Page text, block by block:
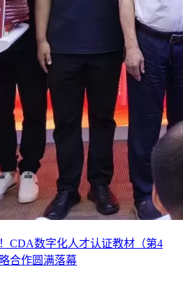
CDA数字化人才认证教材（第4
合作圆满落幕